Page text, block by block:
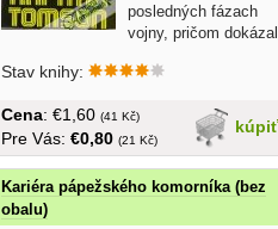
posledných fázach
vojny, pričom dokázal
Stav knihy:
kúpiť
Cena: €1,60 (41 Kč)
Pre Vás: €0,80 (21 Kč)
Kariéra pápežského komorníka (bez
obalu)